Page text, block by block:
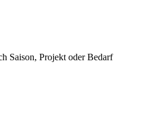
Saison, Projekt oder Bedarf